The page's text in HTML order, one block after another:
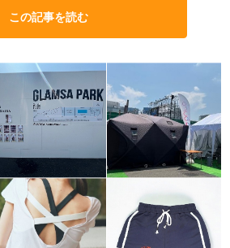
この記事を読む